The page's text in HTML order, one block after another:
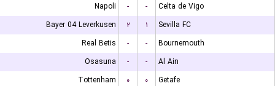
Napoli
- -
Celta de Vigo
Bayer 04 Leverkusen
۲ ۱
Sevilla FC
Real Betis
- -
Bournemouth
Osasuna
- -
Al Ain
Tottenham
۰ ۰
Getafe